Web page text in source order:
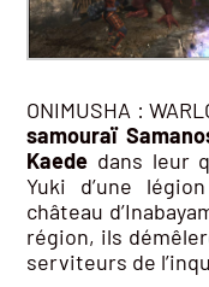
ONIMUSHA :
samouraï
Kaede dans leur
Yuki d’une
château
région, ils
serviteurs de